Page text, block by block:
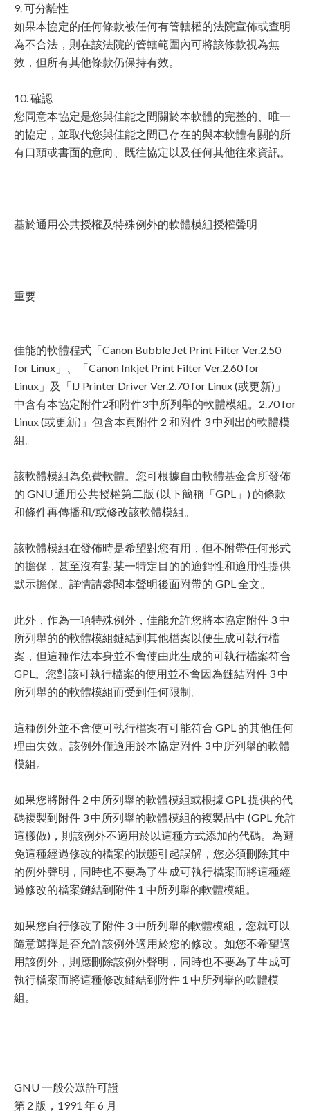
9. 可分離性
如果本協定的任何條款被任何有管轄權的法院宣佈或查明
為不合法，則在該法院的管轄範圍內可將該條款視為無
效，但所有其他條款仍保持有效。
10. 確認
您同意本協定是您與佳能之間關於本軟體的完整的、唯一
的協定，並取代您與佳能之間已存在的與本軟體有關的所
有口頭或書面的意向、既往協定以及任何其他往來資訊。
基於通用公共授權及特殊例外的軟體模組授權聲明
重要
佳能的軟體程式「Canon Bubble Jet Print Filter Ver.2.50
for Linux」、「Canon Inkjet Print Filter Ver.2.60 for
Linux」及「IJ Printer Driver Ver.2.70 for Linux (或更新)」
中含有本協定附件2和附件3中所列舉的軟體模組。2.70 for
Linux (或更新)」包含本頁附件 2 和附件 3 中列出的軟體模
組。
該軟體模組為免費軟體。您可根據自由軟體基金會所發佈
的 GNU 通用公共授權第二版 (以下簡稱「GPL」) 的條款
和條件再傳播和/或修改該軟體模組。
該軟體模組在發佈時是希望對您有用，但不附帶任何形式
的擔保，甚至沒有對某一特定目的的適銷性和適用性提供
默示擔保。詳情請參閱本聲明後面附帶的 GPL 全文。
此外，作為一項特殊例外，佳能允許您將本協定附件 3 中
所列舉的的軟體模組鏈結到其他檔案以便生成可執行檔
案，但這種作法本身並不會使由此生成的可執行檔案符合
GPL。您對該可執行檔案的使用並不會因為鏈結附件 3 中
所列舉的的軟體模組而受到任何限制。
這種例外並不會使可執行檔案有可能符合 GPL 的其他任何
理由失效。該例外僅適用於本協定附件 3 中所列舉的軟體
模組。
如果您將附件 2 中所列舉的軟體模組或根據 GPL 提供的代
碼複製到附件 3 中所列舉的軟體模組的複製品中 (GPL 允許
這樣做)，則該例外不適用於以這種方式添加的代碼。為避
免這種經過修改的檔案的狀態引起誤解，您必須刪除其中
的例外聲明，同時也不要為了生成可執行檔案而將這種經
過修改的檔案鏈結到附件 1 中所列舉的軟體模組。
如果您自行修改了附件 3 中所列舉的軟體模組，您就可以
隨意選擇是否允許該例外適用於您的修改。如您不希望適
用該例外，則應刪除該例外聲明，同時也不要為了生成可
執行檔案而將這種修改鏈結到附件 1 中所列舉的軟體模
組。
GNU 一般公眾許可證
第 2 版，1991 年 6 月